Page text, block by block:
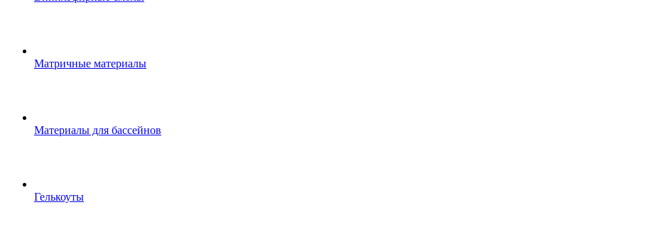
Матричные материалы
Материалы для бассейнов
Гелькоуты